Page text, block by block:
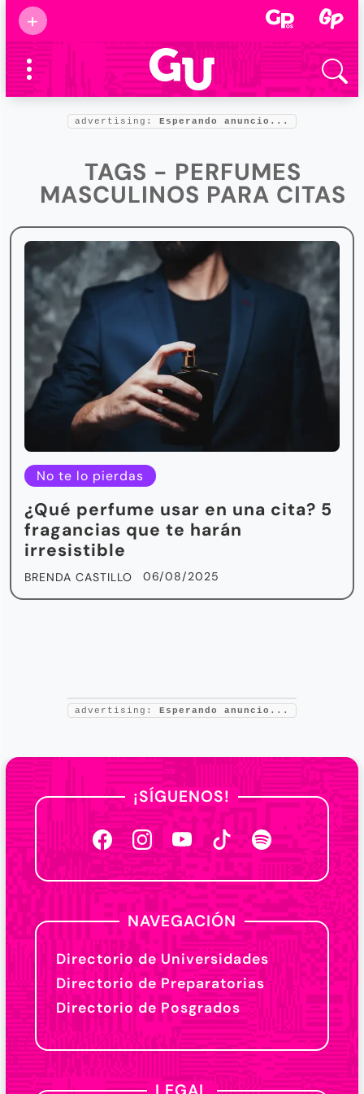
+
Supermamás
2025
Marcas de
confianza
Foro salud
advertising: Esperando anuncio...
TAGS - PERFUMES
MASCULINOS PARA CITAS
No te lo pierdas
¿Qué perfume usar en una cita? 5
fragancias que te harán
irresistible
BRENDA CASTILLO 06/08/2025
advertising: Esperando anuncio...
¡SÍGUENOS!
NAVEGACIÓN
Directorio de Universidades
Directorio de Preparatorias
Directorio de Posgrados